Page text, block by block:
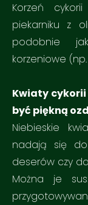
Korzeń
piekarniku z
podobnie
korzeniowe
Kwiaty
być piękną
Niebieskie
nadają się do
deserów czy
Można je